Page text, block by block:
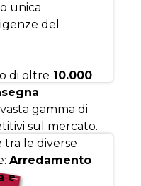
unica
del
di oltre 10.000
gamma di
sul mercato.
le diverse
Arredamento
e